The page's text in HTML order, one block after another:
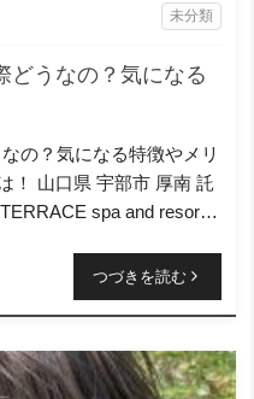
どうなの？気になる
未分類
の？気になる特徴やメリ
！ 山口県 宇部市 厚南 託
spa and resort
つづきを読む